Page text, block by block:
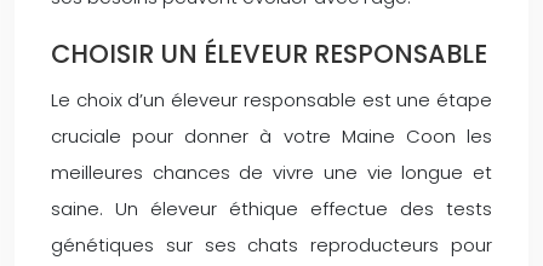
CHOISIR UN ÉLEVEUR RESPONSABLE
Le choix d’un éleveur responsable est une étape
cruciale pour donner à votre Maine Coon les
meilleures chances de vivre une vie longue et
saine. Un éleveur éthique effectue des tests
génétiques sur ses chats reproducteurs pour